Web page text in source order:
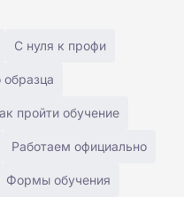
С нуля к профи
пройти обучение
Работаем официально
Формы обучения